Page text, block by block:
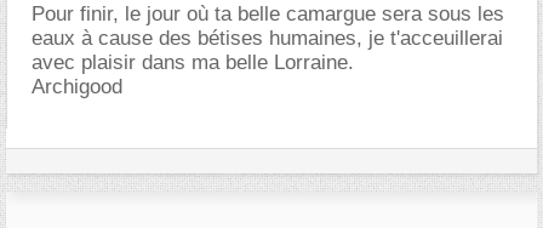
Pour finir, le jour où ta belle camargue sera sous les
eaux à cause des bétises humaines, je t'acceuillerai
avec plaisir dans ma belle Lorraine.
Archigood